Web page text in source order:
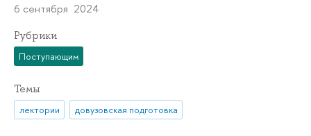
6 сентября 2024
Рубрики
Поступающим
Темы
лектории довузовская подготовка